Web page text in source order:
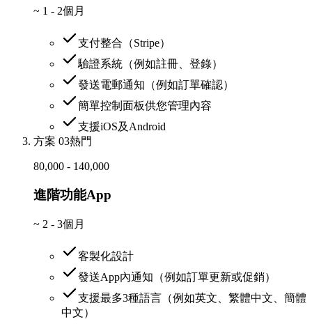
~ 1 - 2個月
支付整合（Stripe）
驗證系統（例如註冊、登錄）
發送電郵通知（例如訂單確認）
簡單控制面板供您管理內容
支援iOS及Android
方案 03熱門
80,000 - 140,000
進階功能App
~ 2 - 3個月
客製化設計
發送App內通知（例如訂單更新或促銷）
支援最多3種語言（例如英文、繁體中文、簡體
中文）